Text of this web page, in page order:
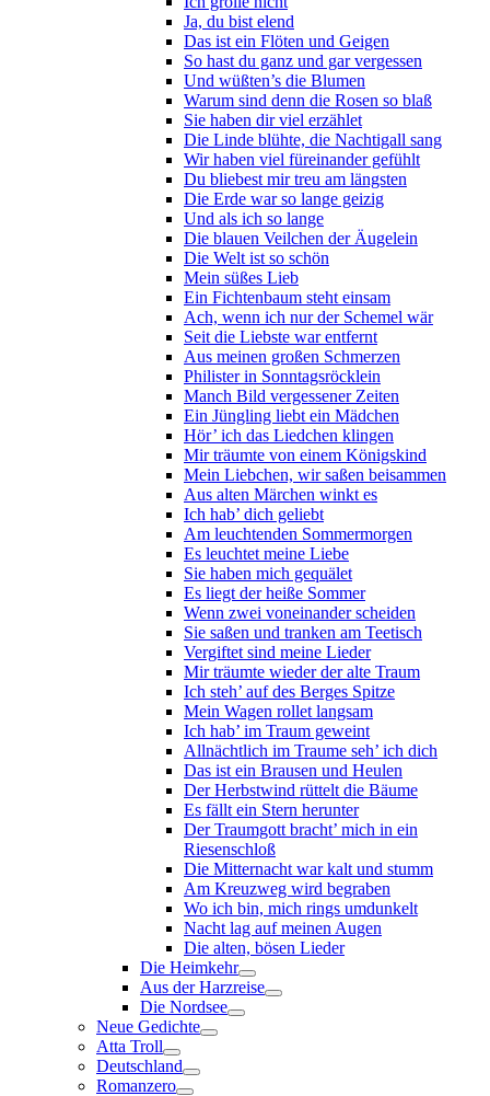
Ja, du bist elend
Das ist ein Flöten und Geigen
So hast du ganz und gar vergessen
Und wüßten’s die Blumen
Warum sind denn die Rosen so blaß
Sie haben dir viel erzählet
Die Linde blühte, die Nachtigall sang
Wir haben viel füreinander gefühlt
Du bliebest mir treu am längsten
Die Erde war so lange geizig
Und als ich so lange
Die blauen Veilchen der Äugelein
Die Welt ist so schön
Mein süßes Lieb
Ein Fichtenbaum steht einsam
Ach, wenn ich nur der Schemel wär
Seit die Liebste war entfernt
Aus meinen großen Schmerzen
Philister in Sonntagsröcklein
Manch Bild vergessener Zeiten
Ein Jüngling liebt ein Mädchen
Hör’ ich das Liedchen klingen
Mir träumte von einem Königskind
Mein Liebchen, wir saßen beisammen
Aus alten Märchen winkt es
Ich hab’ dich geliebt
Am leuchtenden Sommermorgen
Es leuchtet meine Liebe
Sie haben mich gequälet
Es liegt der heiße Sommer
Wenn zwei voneinander scheiden
Sie saßen und tranken am Teetisch
Vergiftet sind meine Lieder
Mir träumte wieder der alte Traum
Ich steh’ auf des Berges Spitze
Mein Wagen rollet langsam
Ich hab’ im Traum geweint
Allnächtlich im Traume seh’ ich dich
Das ist ein Brausen und Heulen
Der Herbstwind rüttelt die Bäume
Es fällt ein Stern herunter
Der Traumgott bracht’ mich in ein
Riesenschloß
Die Mitternacht war kalt und stumm
Am Kreuzweg wird begraben
Wo ich bin, mich rings umdunkelt
Nacht lag auf meinen Augen
Die alten, bösen Lieder
Die Heimkehr
Aus der Harzreise
Die Nordsee
Neue Gedichte
Atta Troll
Deutschland
Romanzero